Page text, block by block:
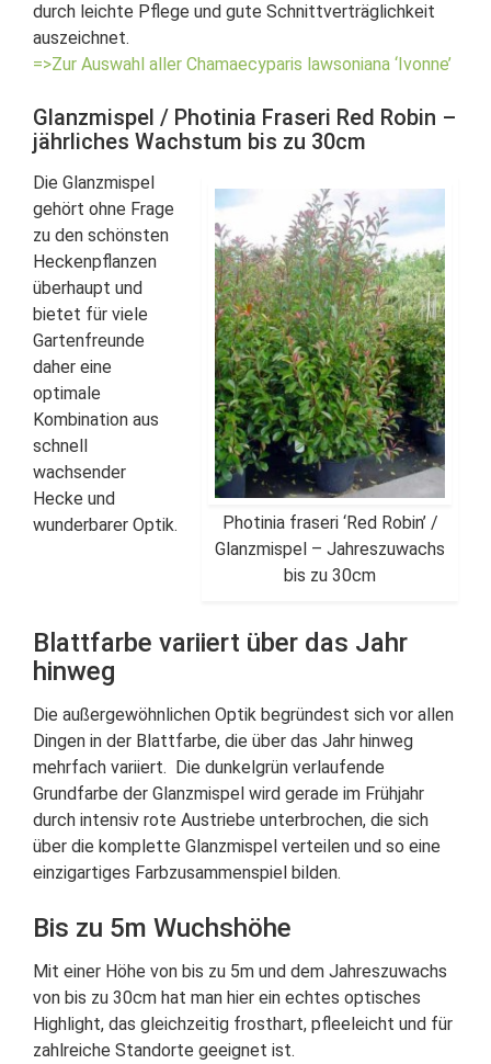
durch leichte Pflege und gute Schnittverträglichkeit
auszeichnet.
=>Zur Auswahl aller Chamaecyparis lawsoniana ‘Ivonne’
Glanzmispel / Photinia Fraseri Red Robin –
jährliches Wachstum bis zu 30cm
Photinia fraseri ‘Red Robin’ /
Glanzmispel – Jahreszuwachs
bis zu 30cm
Die Glanzmispel
gehört ohne Frage
zu den schönsten
Heckenpflanzen
überhaupt und
bietet für viele
Gartenfreunde
daher eine
optimale
Kombination aus
schnell
wachsender
Hecke und
wunderbarer Optik.
Blattfarbe variiert über das Jahr
hinweg
Die außergewöhnlichen Optik begründest sich vor allen
Dingen in der Blattfarbe, die über das Jahr hinweg
mehrfach variiert. Die dunkelgrün verlaufende
Grundfarbe der Glanzmispel wird gerade im Frühjahr
durch intensiv rote Austriebe unterbrochen, die sich
über die komplette Glanzmispel verteilen und so eine
einzigartiges Farbzusammenspiel bilden.
Bis zu 5m Wuchshöhe
Mit einer Höhe von bis zu 5m und dem Jahreszuwachs
von bis zu 30cm hat man hier ein echtes optisches
Highlight, das gleichzeitig frosthart, pfleeleicht und für
zahlreiche Standorte geeignet ist.